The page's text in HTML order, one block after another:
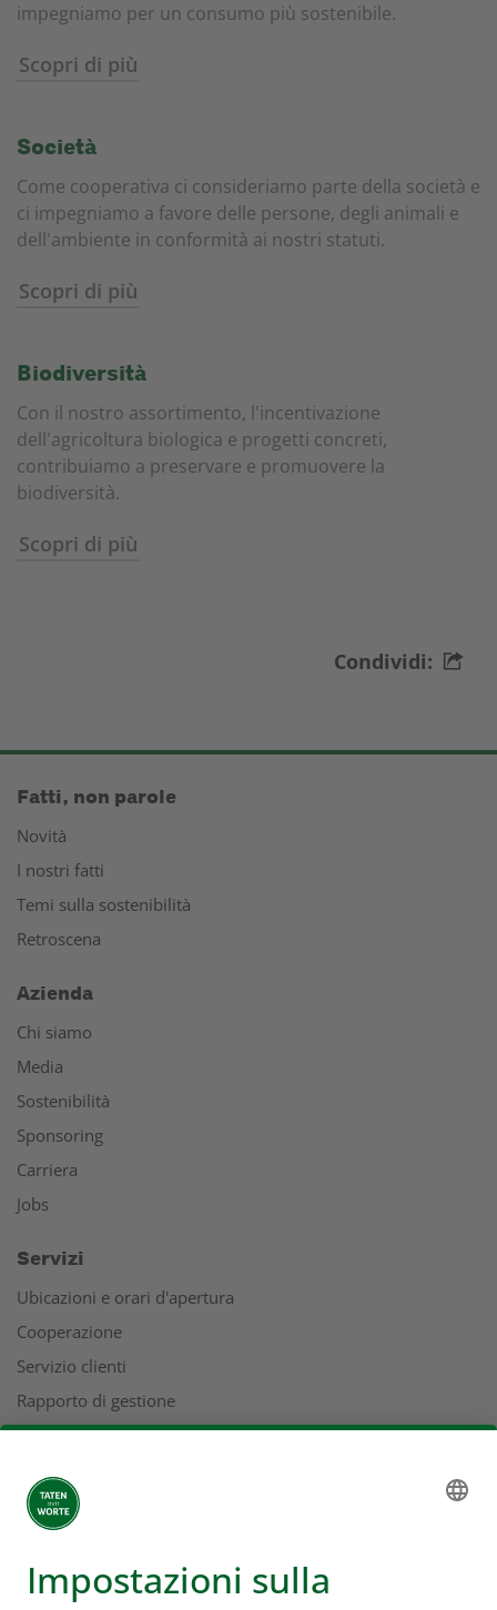
impegniamo per un consumo più sostenibile.
Scopri di più
Società
Come cooperativa ci consideriamo parte della società e
ci impegniamo a favore delle persone, degli animali e
dell'ambiente in conformità ai nostri statuti.
Scopri di più
Biodiversità
Con il nostro assortimento, l'incentivazione
dell'agricoltura biologica e progetti concreti,
contribuiamo a preservare e promuovere la
biodiversità.
Scopri di più
Condividi:
Fatti, non parole
Novità
I nostri fatti
Temi sulla sostenibilità
Retroscena
Azienda
Chi siamo
Media
Sostenibilità
Sponsoring
Carriera
Jobs
Servizi
Ubicazioni e orari d'apertura
Cooperazione
Servizio clienti
Rapporto di gestione
Indirizzi
L'universo Coop
Supermercato online Coop
Formati e servizi
Supercard